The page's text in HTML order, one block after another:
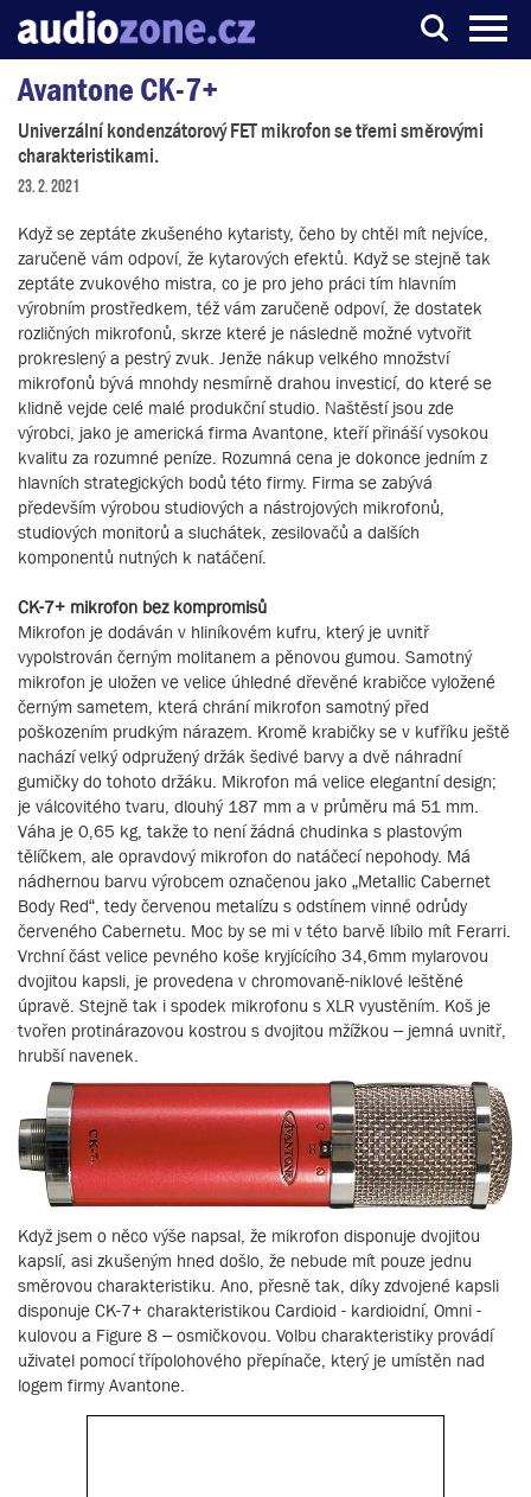
Server o digitálním zpracování zvuku
Avantone CK-7+
Univerzální kondenzátorový FET mikrofon se třemi směrovými
charakteristikami.
23. 2. 2021
Když se zeptáte zkušeného kytaristy, čeho by chtěl mít nejvíce,
zaručeně vám odpoví, že kytarových efektů. Když se stejně tak
zeptáte zvukového mistra, co je pro jeho práci tím hlavním
výrobním prostředkem, též vám zaručeně odpoví, že dostatek
rozličných mikrofonů, skrze které je následně možné vytvořit
prokreslený a pestrý zvuk. Jenže nákup velkého množství
mikrofonů bývá mnohdy nesmírně drahou investicí, do které se
klidně vejde celé malé produkční studio. Naštěstí jsou zde
výrobci, jako je americká firma Avantone, kteří přináší vysokou
kvalitu za rozumné peníze. Rozumná cena je dokonce jedním z
hlavních strategických bodů této firmy. Firma se zabývá
především výrobou studiových a nástrojových mikrofonů,
studiových monitorů a sluchátek, zesilovačů a dalších
komponentů nutných k natáčení.
CK-7+ mikrofon bez kompromisů
Mikrofon je dodáván v hliníkovém kufru, který je uvnitř
vypolstrován černým molitanem a pěnovou gumou. Samotný
mikrofon je uložen ve velice úhledné dřevěné krabičce vyložené
černým sametem, která chrání mikrofon samotný před
poškozením prudkým nárazem. Kromě krabičky se v kufříku ještě
nachází velký odpružený držák šedivé barvy a dvě náhradní
gumičky do tohoto držáku. Mikrofon má velice elegantní design;
je válcovitého tvaru, dlouhý 187 mm a v průměru má 51 mm.
Váha je 0,65 kg, takže to není žádná chudinka s plastovým
tělíčkem, ale opravdový mikrofon do natáčecí nepohody. Má
nádhernou barvu výrobcem označenou jako „Metallic Cabernet
Body Red“, tedy červenou metalízu s odstínem vinné odrůdy
červeného Cabernetu. Moc by se mi v této barvě líbilo mít Ferarri.
Vrchní část velice pevného koše kryjícícího 34,6mm mylarovou
dvojitou kapsli, je provedena v chromovaně-niklové leštěné
úpravě. Stejně tak i spodek mikrofonu s XLR vyustěním. Koš je
tvořen protinárazovou kostrou s dvojitou mžížkou – jemná uvnitř,
hrubší navenek.
Když jsem o něco výše napsal, že mikrofon disponuje dvojitou
kapslí, asi zkušeným hned došlo, že nebude mít pouze jednu
směrovou charakteristiku. Ano, přesně tak, díky zdvojené kapsli
disponuje CK-7+ charakteristikou Cardioid - kardioidní, Omni -
kulovou a Figure 8 – osmičkovou. Volbu charakteristiky provádí
uživatel pomocí třípolohového přepínače, který je umístěn nad
logem firmy Avantone.